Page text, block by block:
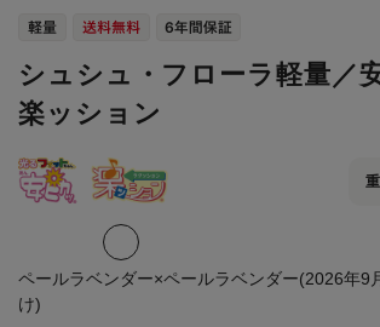
シュシュ・フローラ軽量／
楽ッション
ペールラベンダー×ペールラベンダー(2026年9
け)